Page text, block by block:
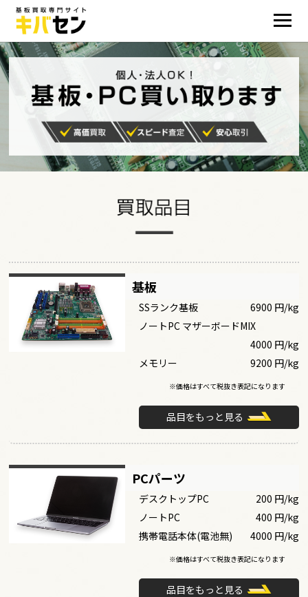
基板
SSランク基板
6900 円/kg
ノートPC マザーボードMIX
4000 円/kg
メモリー
9200 円/kg
※価格はすべて税抜き表記になります
品目をもっと見る
PCパーツ
デスクトップPC
200 円/kg
ノートPC
400 円/kg
携帯電話本体(電池無)
4000 円/kg
※価格はすべて税抜き表記になります
品目をもっと見る